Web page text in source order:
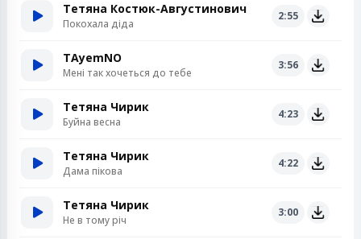
Тетяна Костюк-Августинович
Покохала діда
2:55
TAyemNO
Мені так хочеться до тебе
3:56
Тетяна Чирик
Буйна весна
4:23
Тетяна Чирик
Дама пікова
4:22
Тетяна Чирик
Не в тому річ
3:00